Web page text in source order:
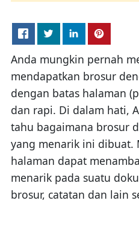
Anda mungkin pernah
mendapatkan brosur
dengan batas halaman
dan rapi. Di dalam hati,
tahu bagaimana brosur
yang menarik ini dibuat.
halaman dapat
menarik pada suatu
brosur, catatan dan lain